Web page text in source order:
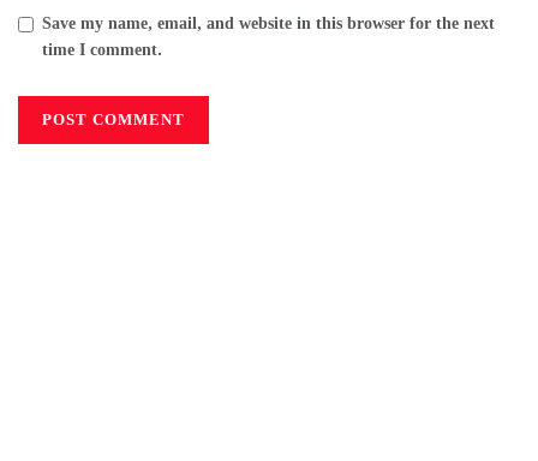
Save my name, email, and website in this browser for the next
time I comment.